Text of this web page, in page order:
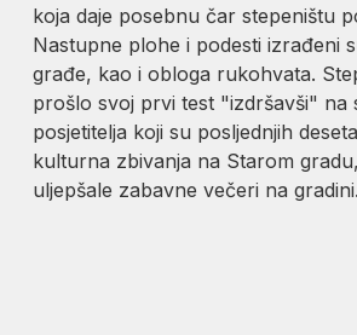
koja daje posebnu čar stepeništu
Nastupne plohe i podesti izrađeni
građe, kao i obloga rukohvata.
prošlo svoj prvi test "izdršavši" na
posjetitelja koji su posljednjih
kulturna zbivanja na Starom
uljepšale zabavne večeri na gradini.